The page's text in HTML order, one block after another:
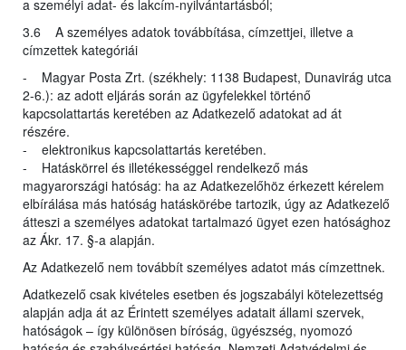
a személyi adat- és lakcím-nyilvántartásból;
3.6 A személyes adatok továbbítása, címzettjei, illetve a
címzettek kategóriái
- Magyar Posta Zrt. (székhely: 1138 Budapest, Dunavirág utca
2-6.): az adott eljárás során az ügyfelekkel történő
kapcsolattartás keretében az Adatkezelő adatokat ad át
részére.
- elektronikus kapcsolattartás keretében.
- Hatáskörrel és illetékességgel rendelkező más
magyarországi hatóság: ha az Adatkezelőhöz érkezett kérelem
elbírálása más hatóság hatáskörébe tartozik, úgy az Adatkezelő
átteszi a személyes adatokat tartalmazó ügyet ezen hatósághoz
az Ákr. 17. §-a alapján.
Az Adatkezelő nem továbbít személyes adatot más címzettnek.
Adatkezelő csak kivételes esetben és jogszabályi kötelezettség
alapján adja át az Érintett személyes adatait állami szervek,
hatóságok – így különösen bíróság, ügyészség, nyomozó